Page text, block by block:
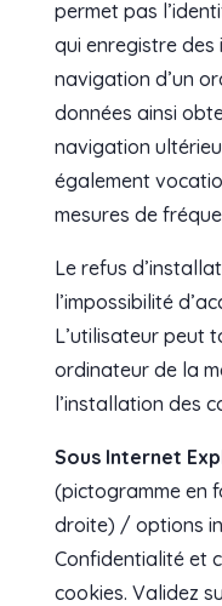
permet pas
qui enregistre
navigation d’un
données ainsi
navigation
également
mesures de
Le refus
l’impossibilité
L’utilisateur peut
ordinateur de la
l’installation des
Sous Internet
(pictogramme en
droite) / options
Confidentialité et
cookies. Validez